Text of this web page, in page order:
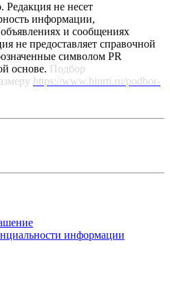
Редакция не несет
информации,
и сообщениях
не предоставляет справочной
символом PR
основе. Подбор
https://www.binrti.ru/podbor-
информации